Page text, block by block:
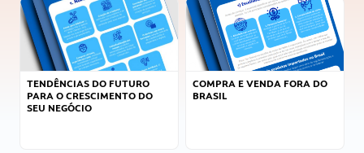
TENDÊNCIAS DO FUTURO
PARA O CRESCIMENTO DO
SEU NEGÓCIO
COMPRA E VENDA FORA DO
BRASIL